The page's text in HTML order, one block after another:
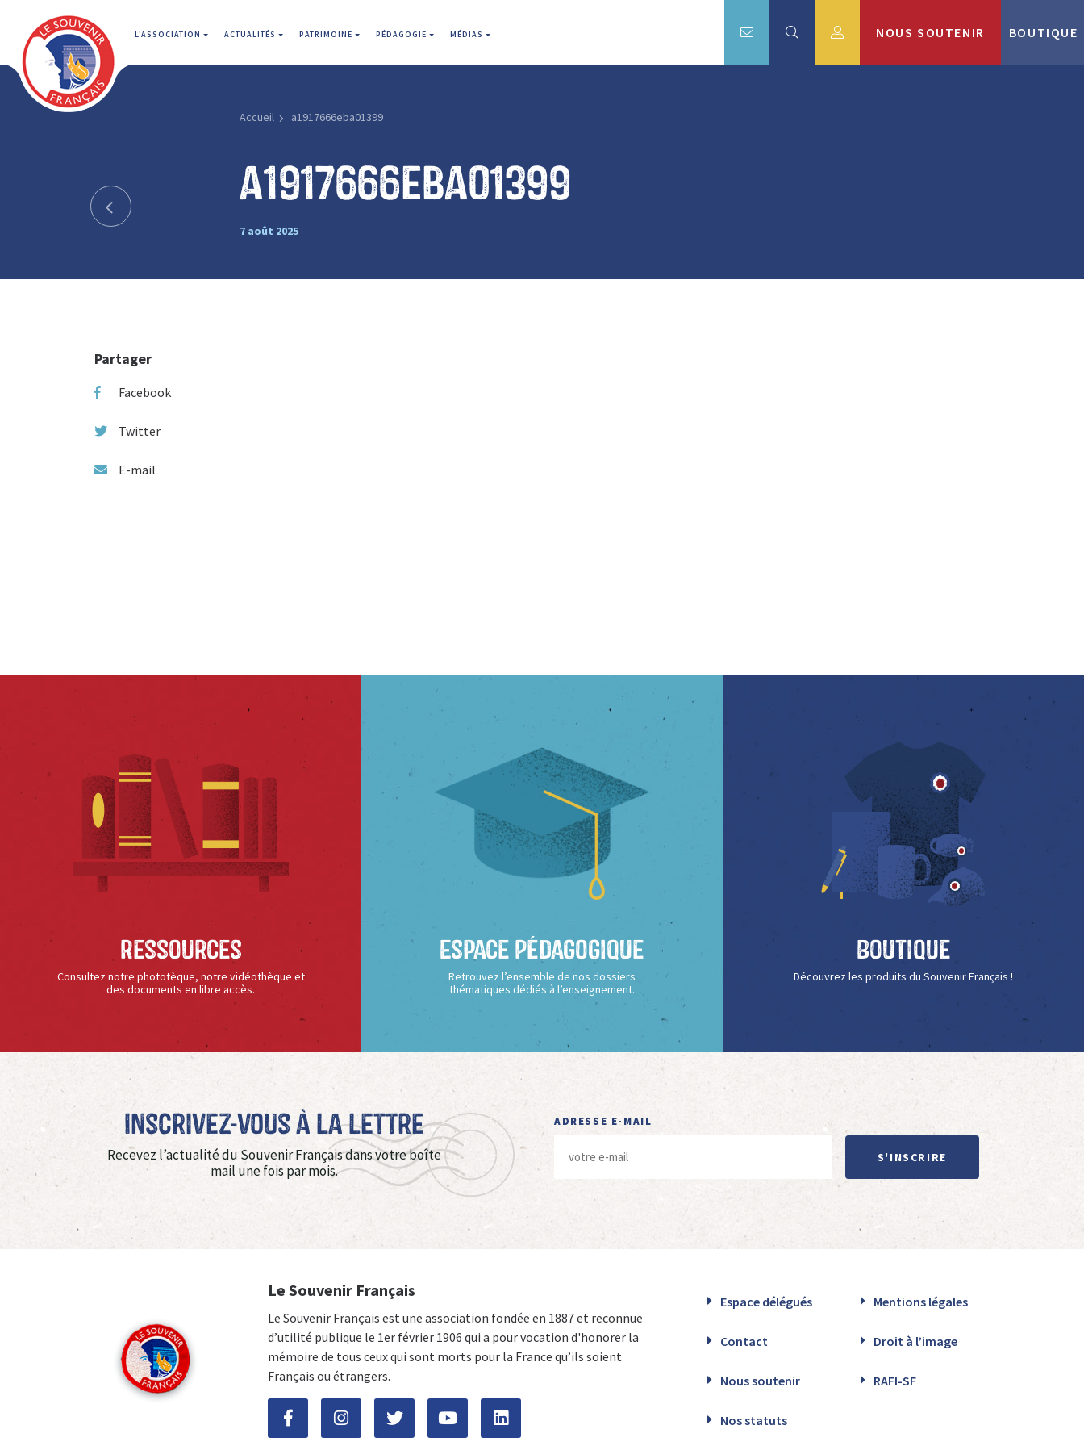
L'ASSOCIATION ACTUALITÉS PATRIMOINE PÉDAGOGIE MÉDIAS NOUS SOUTENIR BOUTIQUE
Accueil a1917666eba01399
a1917666eba01399
7 août 2025
Partager
Facebook
Twitter
E-mail
Ressources
Consultez notre phototèque, notre vidéothèque et
des documents en libre accès.
Espace Pédagogique
Retrouvez l’ensemble de nos dossiers
thématiques dédiés à l’enseignement.
Boutique
Découvrez les produits du Souvenir Français !
Inscrivez-vous à La Lettre
Recevez l’actualité du Souvenir Français dans votre boîte
mail une fois par mois.
ADRESSE E-MAIL
S'INSCRIRE
Le Souvenir Français
Le Souvenir Français est une association fondée en 1887 et reconnue
d’utilité publique le 1er février 1906 qui a pour vocation d'honorer la
mémoire de tous ceux qui sont morts pour la France qu’ils soient
Français ou étrangers.
Espace délégués Mentions légales
Contact Droit à l’image
Nous soutenir RAFI-SF
Nos statuts